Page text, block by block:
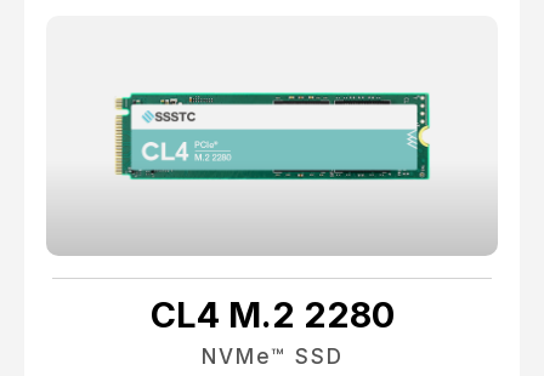
CL4 M.2 2280
NVMe™ SSD